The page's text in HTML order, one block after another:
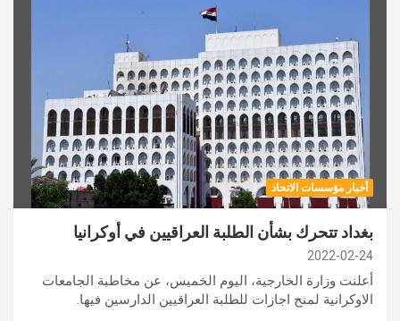
أخبار مؤسسات الاتحاد
بغداد تتحرك بشأن الطلبة العراقيين في أوكرانيا
2022-02-24
أعلنت وزارة الخارجية، اليوم الخميس، عن مخاطبة الجامعات
الاوكرانية لمنح اجازات للطلبة العراقيين الدارسين فيها.